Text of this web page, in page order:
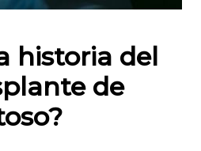
historia del
de